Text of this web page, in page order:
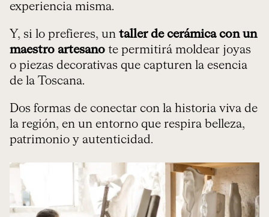
experiencia misma.
Y, si lo prefieres, un taller de cerámica con un
maestro artesano te permitirá moldear joyas
o piezas decorativas que capturen la esencia
de la Toscana.
Dos formas de conectar con la historia viva de
la región, en un entorno que respira belleza,
patrimonio y autenticidad.